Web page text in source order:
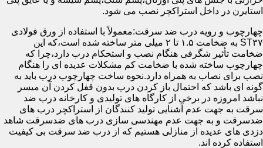
استایرن در داخل استراکچر نصب می شود.
چهارچوب و رویه درب ضد سرقت:معمولاً با استفاده از ورق فولادی
ST۳۷ به ضخامت ۱.۵ تا ۲ میلی متر ساخته شده است،که این
ضخامت تأثیر شگرفی هنگام نصب و استحکام درب دارد،چرا که
چهارچوب ساخته شده با ضخامت کم مشکلات عدیده ای را هنگام
نصب برای نصاب به همراه دارد.نحوه ساخت چهارچوب درب باید به
گونه ای باشد که احتمال باز کردن درب بدون قفل کردن آن میسر
نباشد امروزه در برخی از کارگاه های تولیدی و کارخانه درب ضد
سرقت به جهت عدم آشنایی تولید کنندگان از استراکچر درب های
ضدسرقت و به جهت عدم مهندسی سازی درب های ضدسرقت شاهد
دزدی های عدیده از منازلی هستیم که از درب ضد سرقت بی کیفیت
استفاده کرده اند.